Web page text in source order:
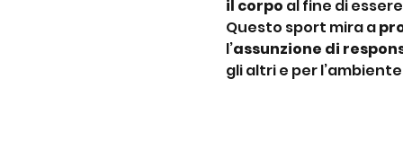
il corpo al fine di
Questo sport mira a
l’assunzione di
gli altri e per